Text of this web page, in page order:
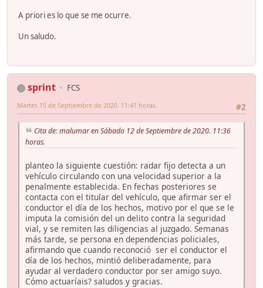
A priori es lo que se me ocurre.
Un saludo.
sprint
FCS
#2
Martes 15 de Septiembre de 2020. 11:41 horas.
Cita de: malumar en Sábado 12 de Septiembre de 2020. 11:36
horas.
planteo la siguiente cuestión: radar fijo detecta a un
vehículo circulando con una velocidad superior a la
penalmente establecida. En fechas posteriores se
contacta con el titular del vehículo, que afirmar ser el
conductor el día de los hechos, motivo por el que se le
imputa la comisión del un delito contra la seguridad
vial, y se remiten las diligencias al juzgado. Semanas
más tarde, se persona en dependencias policiales,
afirmando que cuando reconoció ser el conductor el
día de los hechos, mintió deliberadamente, para
ayudar al verdadero conductor por ser amigo suyo.
Cómo actuaríais? saludos y gracias.